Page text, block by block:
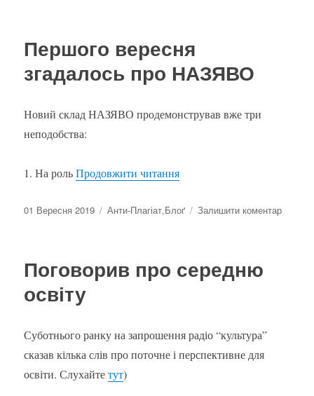
Першого вересня
згадалось про НАЗЯВО
Новий склад НАЗЯВО продемонстрував вже три
неподобства:
1. На рольПродовжити читання“Першого вересня
Оприлюднено
01 Вересня 2019 Категорії
Анти-Плагіат,Блоґ Залишити коментардо
Поговорив про середню
освіту
Суботнього ранку на запрошення радіо “культура”
сказав кілька слів про поточне і перспективне для
освіти. Слухайтетут)